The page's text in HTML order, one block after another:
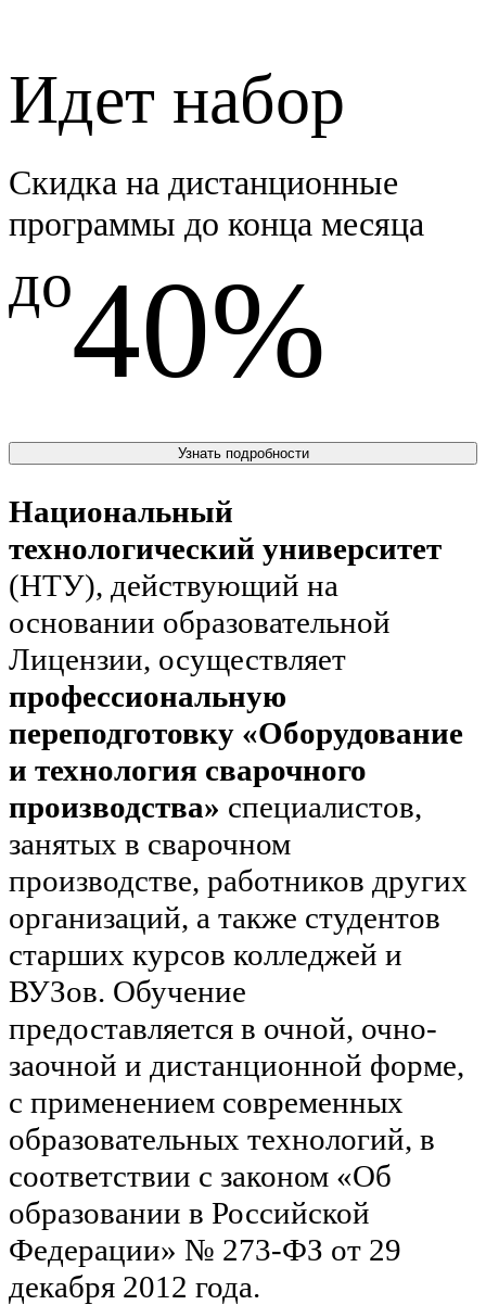
Идет набор
Скидка на дистанционные
программы до конца месяца
до40%
Узнать подробности
Национальный
технологический университет
(НТУ), действующий на
основании образовательной
Лицензии, осуществляет
профессиональную
переподготовку «Оборудование
и технология сварочного
производства» специалистов,
занятых в сварочном
производстве, работников других
организаций, а также студентов
старших курсов колледжей и
ВУЗов. Обучение
предоставляется в очной, очно-
заочной и дистанционной форме,
с применением современных
образовательных технологий, в
соответствии с законом «Об
образовании в Российской
Федерации» № 273-ФЗ от 29
декабря 2012 года.